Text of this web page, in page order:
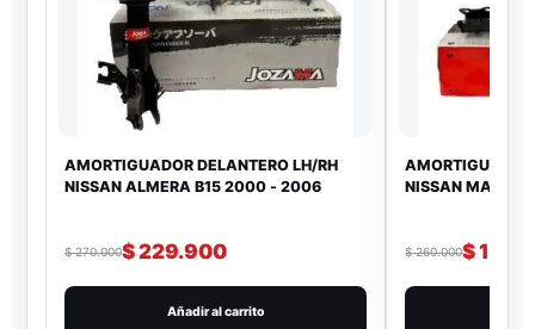
AMORTIGUADOR DELANTERO LH/RH
NISSAN ALMERA B15 2000 - 2006
$270.000$229.900
Añadir al carrito
NISSAN MARCH
$260.000$